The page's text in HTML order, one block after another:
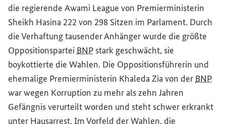
die regierende Awami League von Premierministerin
Sheikh Hasina 222 von 298 Sitzen im Parlament. Durch
die Verhaftung tausender Anhänger wurde die größte
Oppositionspartei BNP stark geschwächt, sie
boykottierte die Wahlen. Die Oppositionsführerin und
ehemalige Premierministerin Khaleda Zia von der BNP
war wegen Korruption zu mehr als zehn Jahren
Gefängnis verurteilt worden und steht schwer erkrankt
unter Hausarrest. Im Vorfeld der Wahlen, die